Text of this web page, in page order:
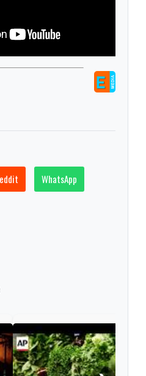
WhatsApp